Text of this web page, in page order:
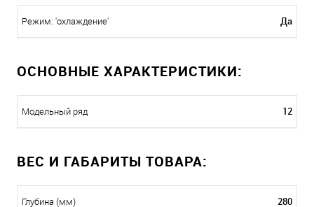
Режим: 'охлаждение' Да
ОСНОВНЫЕ ХАРАКТЕРИСТИКИ:
Модельный ряд 12
ВЕС И ГАБАРИТЫ ТОВАРА:
Глубина (мм) 280